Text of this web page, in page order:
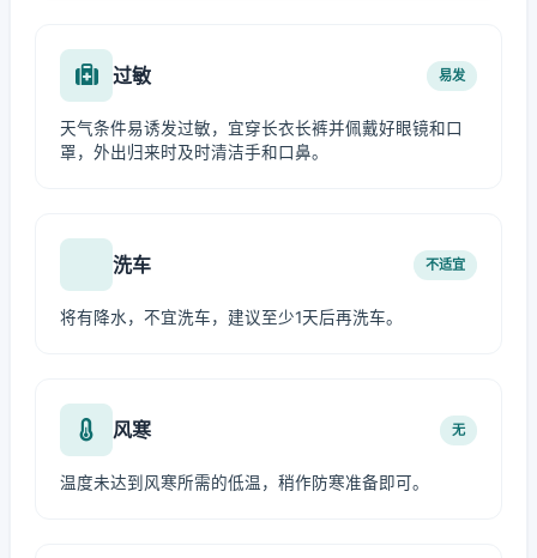
过敏 易发
天气条件易诱发过敏，宜穿长衣长裤并佩戴好眼镜和口
罩，外出归来时及时清洁手和口鼻。
洗车 不适宜
将有降水，不宜洗车，建议至少1天后再洗车。
风寒 无
温度未达到风寒所需的低温，稍作防寒准备即可。